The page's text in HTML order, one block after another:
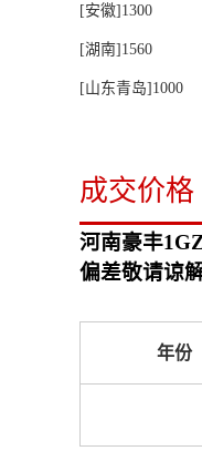
[安徽]1300
[湖南]1560
[山东青岛]1000
成交价格
河南豪丰
偏差敬请谅解
年份